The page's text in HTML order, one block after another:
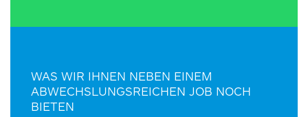
WAS WIR IHNEN NEBEN EINEM
ABWECHSLUNGSREICHEN JOB NOCH
BIETEN